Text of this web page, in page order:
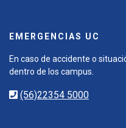
EMERGENCIAS UC
En caso de accidente o
dentro de los campus.
(56)22354 5000